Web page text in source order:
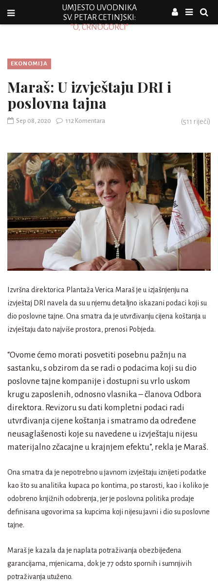
UMJESTO UVODNIKA
SV. PETAR CETINJSKI:
"O, CRNOGORCI"
EKONOMIJA
Maraš: U izvještaju DRI i
poslovna tajna
Sep 08, 2020 112 Komentara (511 riječi)
Izvršna direktorica Plantaža Verica Maraš je u izjašnjenju na
izvještaj DRI navela da su u njemu detaljno iskazani podaci koji su
dio poslovne tajne. Ona smatra da je utvrđivanju cijena koštanja u
izvještaju dato najviše prostora, prenosi Pobjeda.
“Ovome ćemo morati posvetiti posebnu pažnju na
sastanku, s obzirom da se radi o podacima koji su dio
poslovne tajne kompanije i dostupni su vrlo uskom
krugu zaposlenih, odnosno vlasnika – članova Odbora
direktora. Revizoru su dati kompletni podaci radi
utvrđivanja cijene koštanja i smatramo da određene
neusaglašenosti koje su navedene u izvještaju nijesu
materijalno zčacajne u krajnjem efektu”, rekla je Maraš.
Ona smatra da je nepotrebno u javnom izvještaju iznijeti podatke
kao što su analitika kupaca po kontima, po starosti, kao i koliko je
odobreno knjižnih odobrenja, jer je poslovna politika prodaje
definisana ugovorima sa kupcima koji nijesu javni i dio su poslovne
tajne.
Maraš je kazala da je naplata potraživanja obezbijeđena
garancijama, mjenicama, dok je 77 odsto spornih i sumnjivih
potraživanja utuženo.